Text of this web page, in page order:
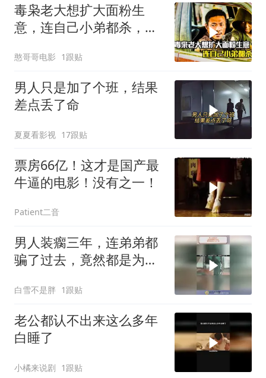
毒枭老大想扩大面粉生
意，连自己小弟都杀，犯
憨哥哥电影 1跟贴
男人只是加了个班，结果
差点丢了命
夏夏看影视 17跟贴
票房66亿！这才是国产最
牛逼的电影！没有之一！
Patient二音
男人装瘸三年，连弟弟都
骗了过去，竟然都是为了
白雪不是胖 1跟贴
老公都认不出来这么多年
白睡了
小橘来说剧 1跟贴